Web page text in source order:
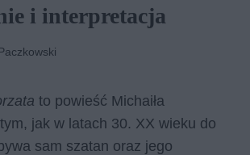
i interpretacja
to powieść Michaiła
jak w latach 30. XX wieku do
sam szatan oraz jego